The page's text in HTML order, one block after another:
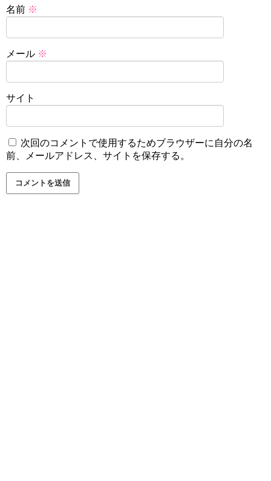
名前 ※
メール ※
サイト
次回のコメントで使用するためブラウザーに自分の名
前、メールアドレス、サイトを保存する。